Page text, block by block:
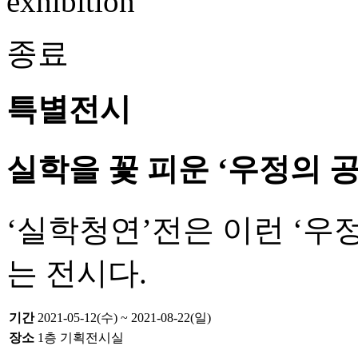
종료
특별전시
실학을 꽃 피운 ‘우정의
‘실학청연’전은 이런 ‘우
는 전시다.
기간 2021-05-12(수) ~ 2021-08-22(일)
장소 1층 기획전시실